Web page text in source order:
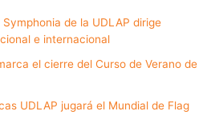
de la UDLAP dirige
e internacional
el cierre del Curso de Verano de
UDLAP jugará el Mundial de Flag